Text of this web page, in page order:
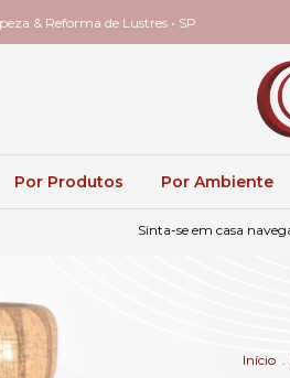
& Reforma de Lustres • SP
Por Produtos Por Ambiente
Sinta-se em casa
Início .